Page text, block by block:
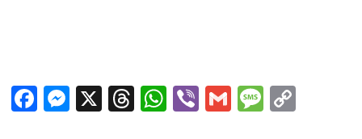
Facebook
Messenger
X Threads
WhatsApp
ViberGmail